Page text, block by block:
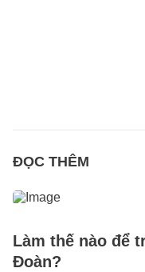
ĐỌC THÊM
Làm thế nào để
Đoàn?